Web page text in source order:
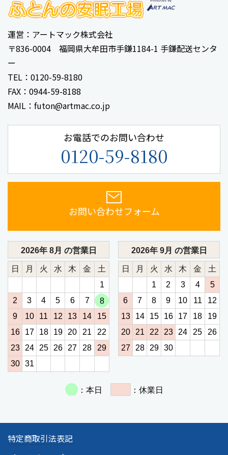
運営：アートマック株式会社
〒836-0004 福岡県大牟田市手鎌1184-1 手鎌配送センタ
ー
TEL：0120-59-8180
FAX：0944-59-8188
MAIL：futon@artmac.co.jp
お電話でのお問い合わせ
0120-59-8180
お問い合わせフォーム
特定商取引法表記